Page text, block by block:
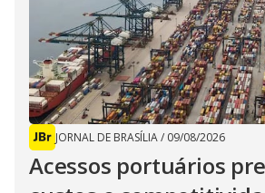
JORNAL DE BRASÍLIA/ 09/08/2026
Acessos portuários